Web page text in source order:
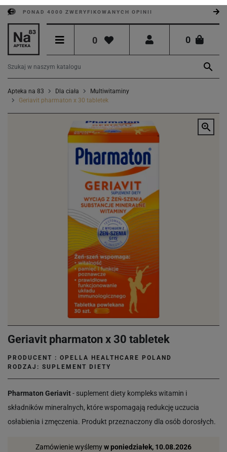
PONAD 4000 ZWERYFIKOWANYCH OPINII
0 0

Apteka na 83 Dla ciała
Multiwitaminy
Geriavit pharmaton x 30 tabletek

Geriavit pharmaton x 30 tabletek
PRODUCENT : OPELLA HEALTHCARE POLAND
RODZAJ: SUPLEMENT DIETY
Pharmaton Geriavit- suplement diety kompleks witamin i
składników mineralnych, które wspomagają redukcję uczucia
osłabienia i zmęczenia. Produkt przeznaczony dla osób dorosłych.
Zamówienie wyślemyw poniedziałek, 10.08.2026